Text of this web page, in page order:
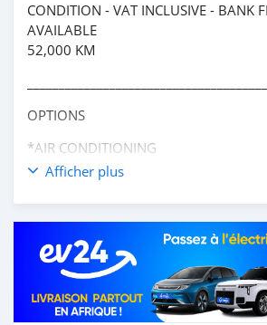
CONDITION - VAT INCLUSIVE - BANK
AVAILABLE
52,000 KM
OPTIONS
*AIR CONDITIONING
*4WD
*AUTOMATIC TRANSMISSION
AND MANY
PREFERRED WARRANTY AVAILABLE
_____________________________________
Afficher plus